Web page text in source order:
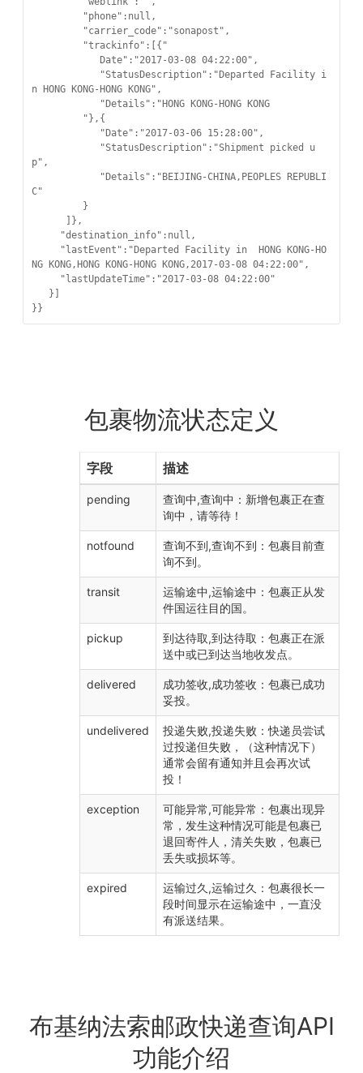
n HONG KONG-HONG KONG",
p",
C"
NG KONG,HONG KONG-HONG KONG,2017-03-08 04:22:00",
}}
包裹物流状态定义
字段 描述
pending
查询中,查询中：新增包裹正在查
询中，请等待！
notfound
查询不到,查询不到：包裹目前查
询不到。
transit
运输途中,运输途中：包裹正从发
件国运往目的国。
pickup
到达待取,到达待取：包裹正在派
送中或已到达当地收发点。
delivered
成功签收,成功签收：包裹已成功
妥投。
undelivered
投递失败,投递失败：快递员尝试
过投递但失败，（这种情况下）
通常会留有通知并且会再次试
投！
exception
可能异常,可能异常：包裹出现异
常，发生这种情况可能是包裹已
退回寄件人，清关失败，包裹已
丢失或损坏等。
expired
运输过久,运输过久：包裹很长一
段时间显示在运输途中，一直没
有派送结果。
布基纳法索邮政快递查询API
功能介绍